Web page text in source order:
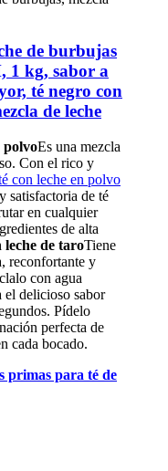
de burbujas
1 kg, sabor a
té negro con
de leche
polvoEs una mezcla
Con el rico y
con leche en polvo
satisfactoria de té
en cualquier
de alta
leche de taroTiene
reconfortante y
con agua
el delicioso sabor
Pídelo
perfecta de
cada bocado.
primas para té de